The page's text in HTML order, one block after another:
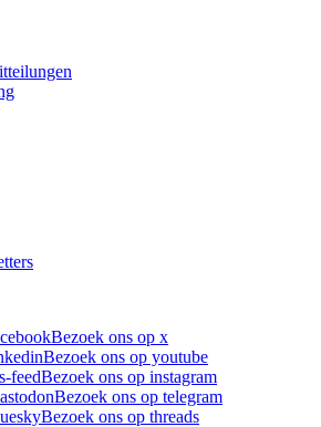
Bezoek ons op x
Bezoek ons op youtube
feedBezoek ons op instagram
Bezoek ons op telegram
Bezoek ons op threads